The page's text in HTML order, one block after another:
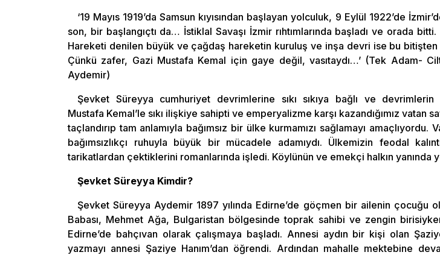
‘19 Mayıs 1919’da Samsun kıyısından başlayan yolculuk, 9 Eylül 1922’de
son, bir başlangıçtı da… İstiklal Savaşı İzmir rıhtımlarında başladı ve orada
Hareketi denilen büyük ve çağdaş hareketin kuruluş ve inşa devri ise bu bitişten
Çünkü zafer, Gazi Mustafa Kemal için gaye değil, vasıtaydı…’ (Tek Adam-
Aydemir)
Şevket Süreyya cumhuriyet devrimlerine sıkı sıkıya bağlı ve devrimlerin
Mustafa Kemal’le sıkı ilişkiye sahipti ve emperyalizme karşı kazandığımız vatan
taçlandırıp tam anlamıyla bağımsız bir ülke kurmamızı sağlamayı amaçlıyordu.
bağımsızlıkçı ruhuyla büyük bir mücadele adamıydı. Ülkemizin feodal
tarikatlardan çektiklerini romanlarında işledi. Köylünün ve emekçi halkın yanında
Şevket Süreyya Kimdir?
Şevket Süreyya Aydemir 1897 yılında Edirne’de göçmen bir ailenin çocuğu
Babası, Mehmet Ağa, Bulgaristan bölgesinde toprak sahibi ve zengin
Edirne’de bahçıvan olarak çalışmaya başladı. Annesi aydın bir kişi olan
yazmayı annesi Şaziye Hanım’dan öğrendi. Ardından mahalle mektebine